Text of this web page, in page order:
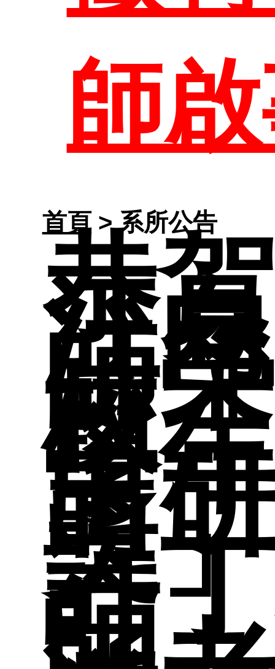
任
職
圖
地
大
師
結
大
生
研
生
修
規
專
表單
校
參
申
系所
系
師
首頁> 系所公告
恭
汪
師
校
學
出
獎」
許
師